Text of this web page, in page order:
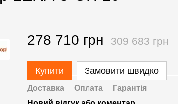
278 710 грн 309 683 грн
Купити Замовити швидко
Доставка Оплата
Гарантія